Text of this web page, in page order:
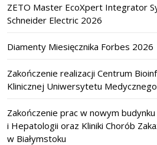
ZETO Master EcoXpert Integrator
Schneider Electric 2026
Diamenty Miesięcznika Forbes 2026
Zakończenie realizacji Centrum
Klinicznej Uniwersytetu
Zakończenie prac w nowym budynku
i Hepatologii oraz Kliniki Chorób
w Białymstoku